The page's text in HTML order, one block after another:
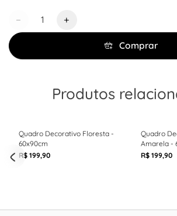
− +
Comprar
Produtos
Quadro Decorativo Floresta -
60x90cm
R$ 199,90
Quadro
Amarela -
R$ 199,90